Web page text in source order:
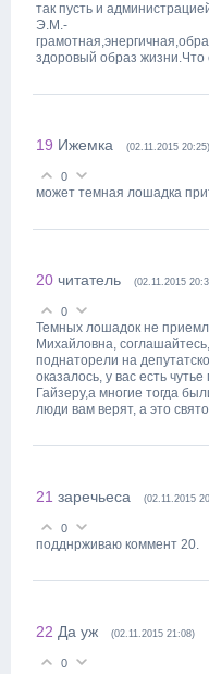
так пусть и
Э.М.-
здоровый образ
19 Ижемка (02.11.2015 20:25)
0
может темная лошадка
20 читатель (02.11.2015
0
Темных лошадок не
Михайловна,
поднаторели на
оказалось, у вас есть
Гайзеру,а многие тогда
люди вам верят, а это
21 заречьеса (02.11.2015
0
подднрживаю коммент 20.
22 Да уж (02.11.2015 21:08)
0